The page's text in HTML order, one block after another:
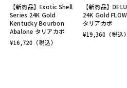
【新商品】Exotic Shell
Series 24K Gold
Kentucky Bourbon
Abalone タリアカポ
¥16,720 （税込）
【新商品】
24K Gold
タリアカポ
¥19,360 （税込）